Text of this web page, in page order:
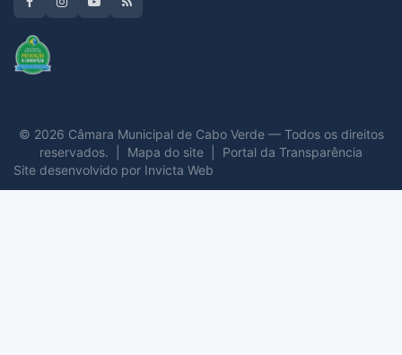
© 2026 Câmara Municipal de Cabo Verde — Todos os direitos
reservados. | Mapa do site
Portal da Transparência
Site desenvolvido por Invicta Web